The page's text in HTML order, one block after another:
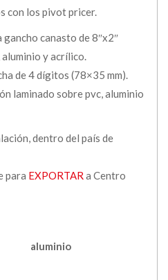
con los pivot pricer.
gancho canasto de 8″x2″
y acrílico.
de 4 dígitos (78×35 mm).
laminado sobre pvc, aluminio
dentro del país de
para EXPORTAR a Centro
aluminio